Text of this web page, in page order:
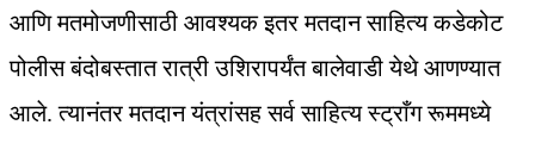
आणि मतमोजणीसाठी आवश्यक इतर मतदान साहित्य कडेकोट
पोलीस बंदोबस्तात रात्री उशिरापर्यंत बालेवाडी येथे आणण्यात
आले. त्यानंतर मतदान यंत्रांसह सर्व साहित्य स्ट्राँग रूममध्ये